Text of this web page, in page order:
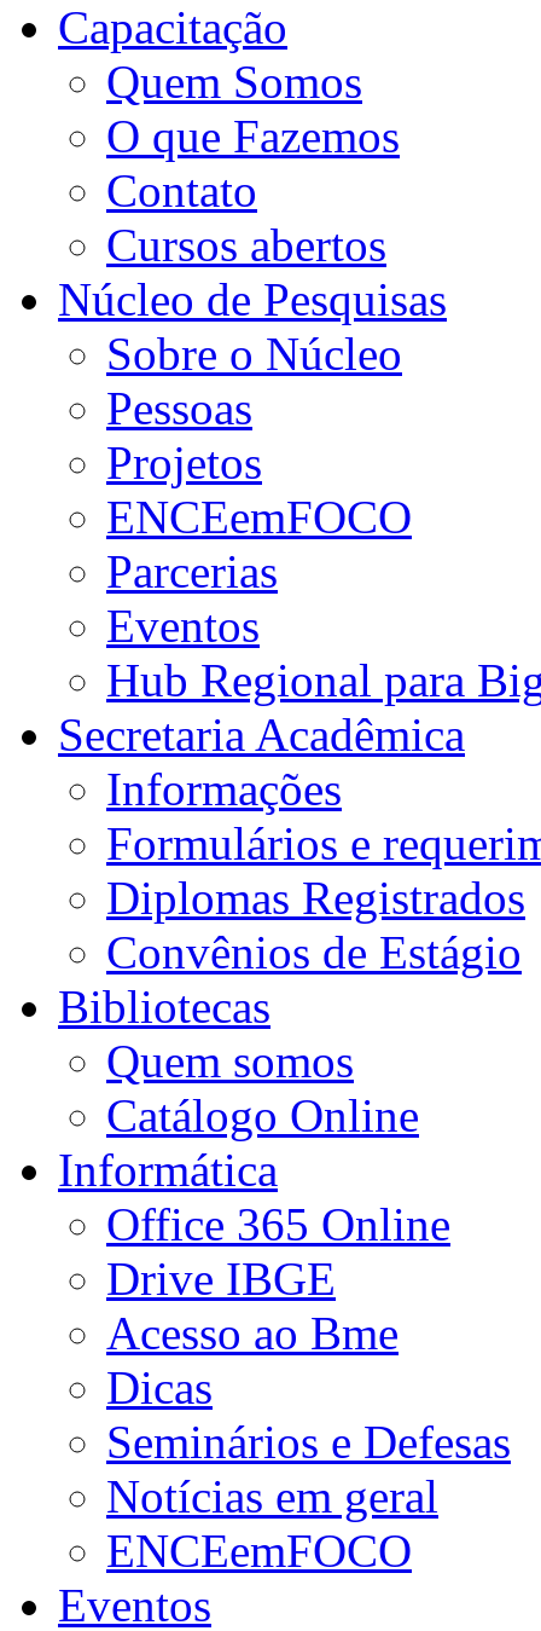
Capacitação
Quem Somos
O que Fazemos
Contato
Cursos abertos
Núcleo de Pesquisas
Sobre o Núcleo
Pessoas
Projetos
ENCEemFOCO
Parcerias
Eventos
Hub Regional para
Secretaria Acadêmica
Informações
Formulários e
Diplomas Registrados
Convênios de Estágio
Bibliotecas
Quem somos
Catálogo Online
Informática
Office 365 Online
Drive IBGE
Acesso ao Bme
Dicas
Seminários e Defesas
Notícias em geral
ENCEemFOCO
Eventos